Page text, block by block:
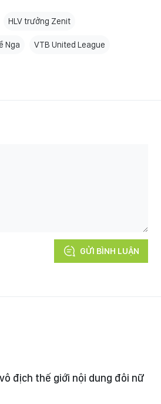
HLV trưởng Zenit
Nga VTB United League
GỬI BÌNH LUẬN
địch thế giới nội dung đôi nữ